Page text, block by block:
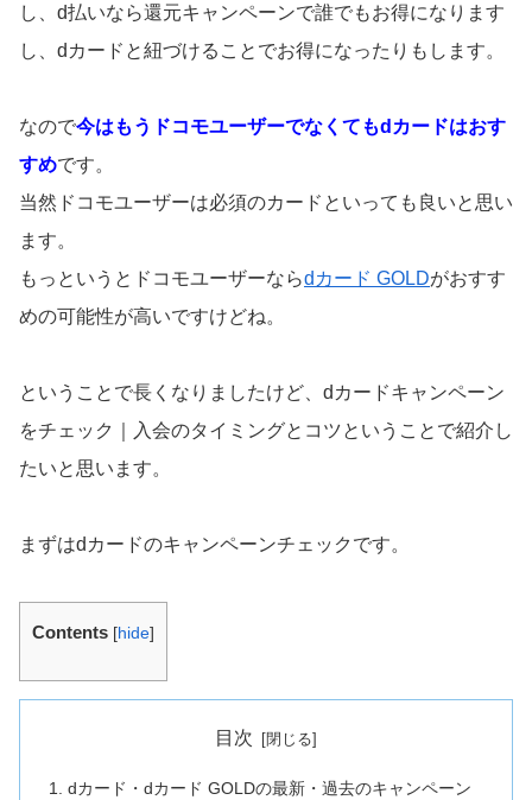
し、d払いなら還元キャンペーンで誰でもお得になります
し、dカードと紐づけることでお得になったりもします。
なので今はもうドコモユーザーでなくてもdカードはおす
すめです。
当然ドコモユーザーは必須のカードといっても良いと思い
ます。
もっというとドコモユーザーならdカード GOLDがおすす
めの可能性が高いですけどね。
ということで長くなりましたけど、dカードキャンペーン
をチェック｜入会のタイミングとコツということで紹介し
たいと思います。
まずはdカードのキャンペーンチェックです。
Contents [hide]
目次
dカード・dカード GOLDの最新・過去のキャンペーン